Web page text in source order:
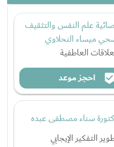
علم النفس والتثقيف
ميساء النحلاوي
العاطفية
احجز موعد
سناء مصطفى عبده
التفكير الإيجابي